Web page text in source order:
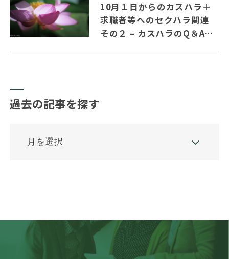
10月１日からのカスハラ＋
求職者等へのセクハラ関連
その２ – カスハラのQ＆Aの
過去の記事を探す